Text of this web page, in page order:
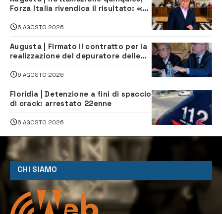
Forza Italia rivendica il risultato: «La
6 AGOSTO 2026
Augusta | Firmato il contratto per la
realizzazione del depuratore delle
6 AGOSTO 2026
Floridia | Detenzione a fini di spaccio
di crack: arrestato 22enne
6 AGOSTO 2026
CHI SIAMO